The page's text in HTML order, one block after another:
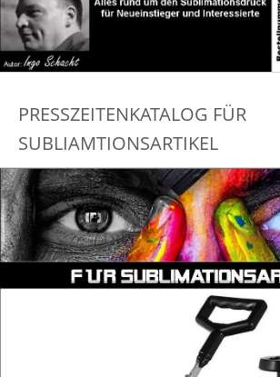
PRESSZEITENKATALOG FÜR
SUBLIAMTIONSARTIKEL